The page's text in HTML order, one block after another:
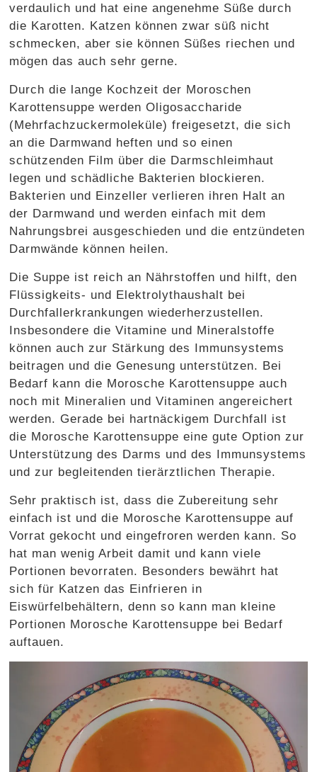
verdaulich und hat eine angenehme Süße durch
die Karotten. Katzen können zwar süß nicht
schmecken, aber sie können Süßes riechen und
mögen das auch sehr gerne.
Durch die lange Kochzeit der Moroschen
Karottensuppe werden Oligosaccharide
(Mehrfachzuckermoleküle) freigesetzt, die sich
an die Darmwand heften und so einen
schützenden Film über die Darmschleimhaut
legen und schädliche Bakterien blockieren.
Bakterien und Einzeller verlieren ihren Halt an
der Darmwand und werden einfach mit dem
Nahrungsbrei ausgeschieden und die entzündeten
Darmwände können heilen.
Die Suppe ist reich an Nährstoffen und hilft, den
Flüssigkeits- und Elektrolythaushalt bei
Durchfallerkrankungen wiederherzustellen.
Insbesondere die Vitamine und Mineralstoffe
können auch zur Stärkung des Immunsystems
beitragen und die Genesung unterstützen. Bei
Bedarf kann die Morosche Karottensuppe auch
noch mit Mineralien und Vitaminen angereichert
werden. Gerade bei hartnäckigem Durchfall ist
die Morosche Karottensuppe eine gute Option zur
Unterstützung des Darms und des Immunsystems
und zur begleitenden tierärztlichen Therapie.
Sehr praktisch ist, dass die Zubereitung sehr
einfach ist und die Morosche Karottensuppe auf
Vorrat gekocht und eingefroren werden kann. So
hat man wenig Arbeit damit und kann viele
Portionen bevorraten. Besonders bewährt hat
sich für Katzen das Einfrieren in
Eiswürfelbehältern, denn so kann man kleine
Portionen Morosche Karottensuppe bei Bedarf
auftauen.